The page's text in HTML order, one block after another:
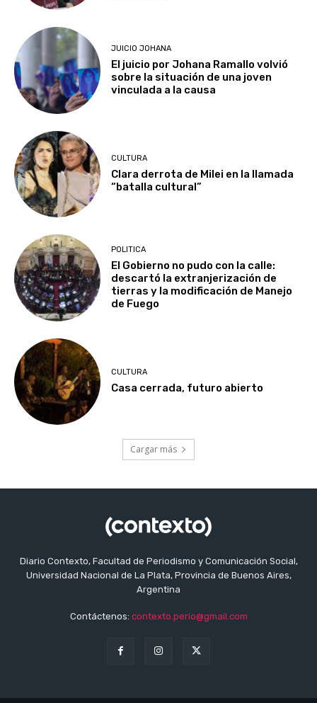
JUICIO JOHANA
El juicio por Johana Ramallo volvió
sobre la situación de una joven
vinculada a la causa
CULTURA
Clara derrota de Milei en la llamada
“batalla cultural”
POLITICA
El Gobierno no pudo con la calle:
descartó la extranjerización de
tierras y la modificación de Manejo
de Fuego
CULTURA
Casa cerrada, futuro abierto
Cargar más
Diario Contexto, Facultad de Periodismo y Comunicación Social,
Universidad Nacional de La Plata, Provincia de Buenos Aires,
Argentina
Contáctenos: contexto.perio@gmail.com